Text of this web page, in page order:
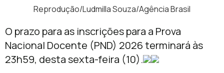
Reprodução/Ludmilla Souza/Agência Brasil
O prazo para as inscrições para a Prova
Nacional Docente (PND) 2026 terminará às
23h59, desta sexta-feira (10).